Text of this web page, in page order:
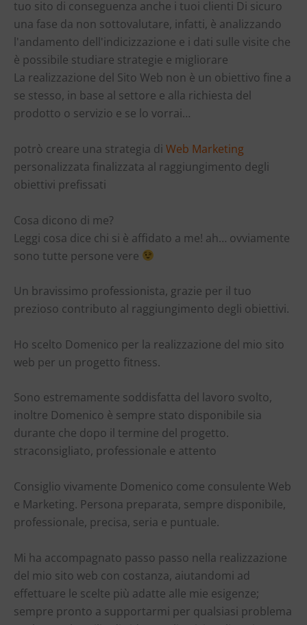
tuo sito di conseguenza anche i tuoi clienti Di sicuro
una fase da non sottovalutare, infatti, è analizzando
l'andamento dell'indicizzazione e i dati sulle visite che
è possibile studiare strategie e migliorare
La realizzazione del Sito Web non è un obiettivo fine a
se stesso, in base al settore e alla richiesta del
prodotto o servizio e se lo vorrai…
potrò creare una strategia di Web Marketing
personalizzata finalizzata al raggiungimento degli
obiettivi prefissati
Cosa dicono di me?
Leggi cosa dice chi si è affidato a me! ah… ovviamente
sono tutte persone vere
Un bravissimo professionista, grazie per il tuo
prezioso contributo al raggiungimento degli obiettivi.
Ho scelto Domenico per la realizzazione del mio sito
web per un progetto fitness.
Sono estremamente soddisfatta del lavoro svolto,
inoltre Domenico è sempre stato disponibile sia
durante che dopo il termine del progetto.
straconsigliato, professionale e attento
Consiglio vivamente Domenico come consulente Web
e Marketing. Persona preparata, sempre disponibile,
professionale, precisa, seria e puntuale.
Mi ha accompagnato passo passo nella realizzazione
del mio sito web con costanza, aiutandomi ad
effettuare le scelte più adatte alle mie esigenze;
sempre pronto a supportarmi per qualsiasi problema